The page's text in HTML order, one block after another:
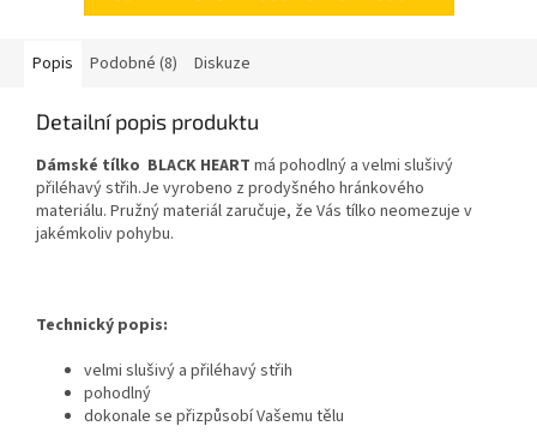
Popis Podobné (8) Diskuze
Detailní popis produktu
Dámské tílko BLACK HEART má pohodlný a velmi slušivý
přiléhavý střih.Je vyrobeno z prodyšného hránkového
materiálu. Pružný materiál zaručuje, že Vás tílko neomezuje v
jakémkoliv pohybu.
Technický popis:
velmi slušivý a přiléhavý střih
pohodlný
dokonale se přizpůsobí Vašemu tělu